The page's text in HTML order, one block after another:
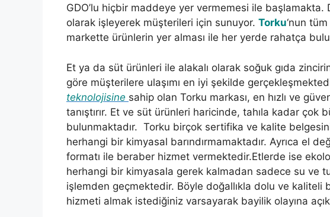
GDO’lu hiçbir maddeye yer vermemesi ile
olarak işleyerek müşterileri için sunuyor. Torku‘nun
markette ürünlerin yer alması ile her yerde rahatça
Et ya da süt ürünleri ile alakalı olarak soğuk gıda
göre müşterilere ulaşımı en iyi şekilde
teknolojisine sahip olan Torku markası, en hızlı ve
tanıştırır. Et ve süt ürünleri haricinde, tahıla kadar çok
bulunmaktadır. Torku birçok sertifika ve kalite
herhangi bir kimyasal barındırmamaktadır. Ayrıca el
formatı ile beraber hizmet vermektedir.Etlerde ise
herhangi bir kimyasala gerek kalmadan sadece su ve
işlemden geçmektedir. Böyle doğallıkla dolu ve kaliteli
hizmeti almak istediğiniz varsayarak bayilik olayına